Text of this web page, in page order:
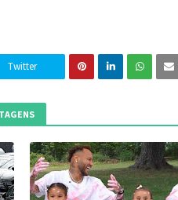
Twitter